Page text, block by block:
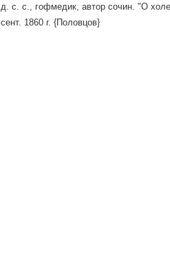
д. с. с., гофмедик, автор сочин. "О
сент. 1860 г. {Половцов}